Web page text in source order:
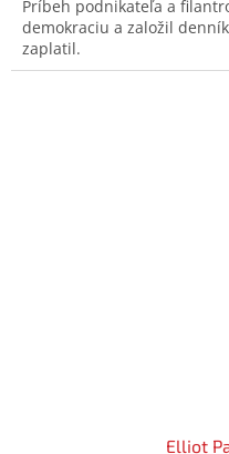
Príbeh podnikateľa a
demokraciu a založil
zaplatil.
Elliot